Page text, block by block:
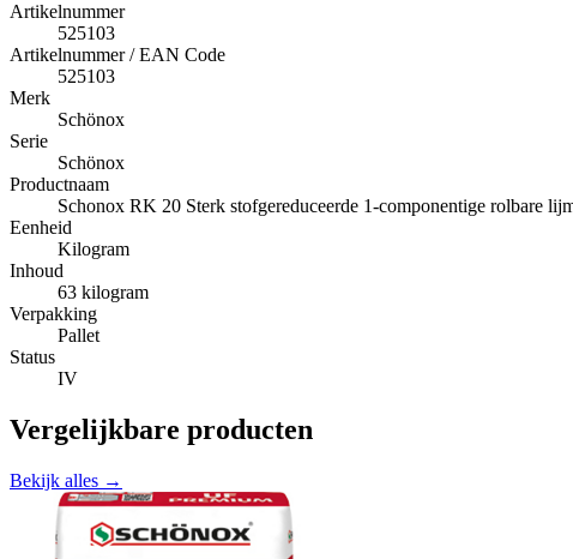
Artikelnummer
525103
Artikelnummer / EAN Code
525103
Merk
Schönox
Serie
Schönox
Productnaam
Schonox RK 20 Sterk stofgereduceerde 1-componentige rolbare
Eenheid
Kilogram
Inhoud
63 kilogram
Verpakking
Pallet
Status
IV
Vergelijkbare producten
Bekijk alles →